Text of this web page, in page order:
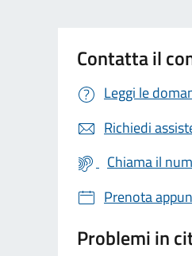
Contatta il
Leggi le
Richiedi
Chiama il
Prenota
Problemi in